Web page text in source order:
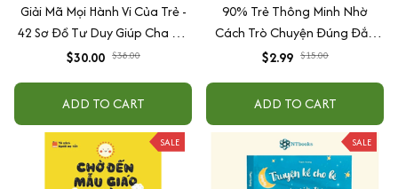
Giải Mã Mọi Hành Vi Của Trẻ -
42 Sơ Đồ Tư Duy Giúp Cha Mẹ
Thấu Hiểu Tâm Lý Và Hành Vi
$30.00 $38.00
ADD TO CART
90% Trẻ Thông Minh Nhờ
Cách Trò Chuyện Đúng Đắn
Của Cha Mẹ
$2.99 $15.00
ADD TO CART
SALE SALE